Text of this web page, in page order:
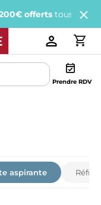
les 1 000€ d'achats.
Prendre RDV
aspirante